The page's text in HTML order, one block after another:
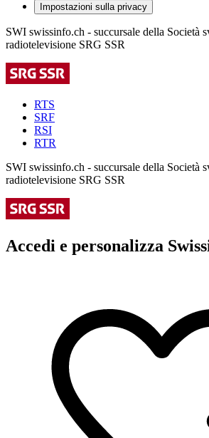
Impostazioni sulla privacy
SWI swissinfo.ch - succursale della Società
radiotelevisione SRG SSR
RTS
SRF
RSI
RTR
SWI swissinfo.ch - succursale della Società
radiotelevisione SRG SSR
Accedi e personalizza